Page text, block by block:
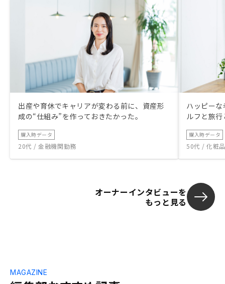
出産や育休でキャリアが変わる前に、資産形
成の“仕組み”を作っておきたかった。
購入時データ
20代 / 金融機関勤務
ハッピー
ルフと旅
購入時データ
50代 / 化粧
オーナーインタビューを
もっと見る
MAGAZINE